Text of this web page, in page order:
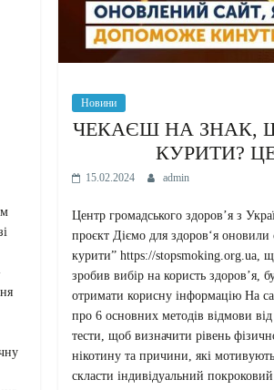
Новини
ЧЕКАЄШ НА ЗНАК,
КУРИТИ?
15.02.2024 admin
Центр громадського здоров’я з
проєкт Діємо для здоров‘я оновили
курити” https://stopsmoking.org.ua,
зробив вибір на користь здоров’я,
отримати корисну інформацію На
про 6 основних методів відмови
тести, щоб визначити рівень
нікотину та причини, які
скласти індивідуальний